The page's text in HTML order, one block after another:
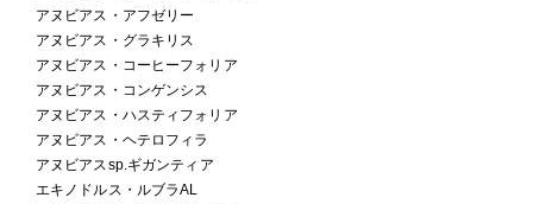
アヌビアス・アフゼリー
アヌビアス・グラキリス
アヌビアス・コーヒーフォリア
アヌビアス・コンゲンシス
アヌビアス・ハスティフォリア
アヌビアス・ヘテロフィラ
アヌビアスsp.ギガンティア
エキノドルス・ルブラAL